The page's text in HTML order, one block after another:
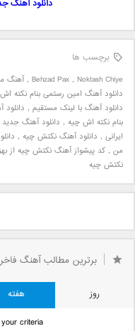
دانلود آهنگ
برچسب ها
Behzad Pax , Noktash Chiye
,آهنگ
دانلود آهنگ امین رستمی بنام نکته
دانلود آهنگ با لینک مستقیم ,
بنام نکته اش چیه , دانلود آهنگ
ایرانی , دانلود آهنگ نکتش چیه ,
من , کد پیشواز آهنگ نکتش چیه از
نکتش چیه
برترین مطالب آهنگ فاخر
روز هفته
criteria.